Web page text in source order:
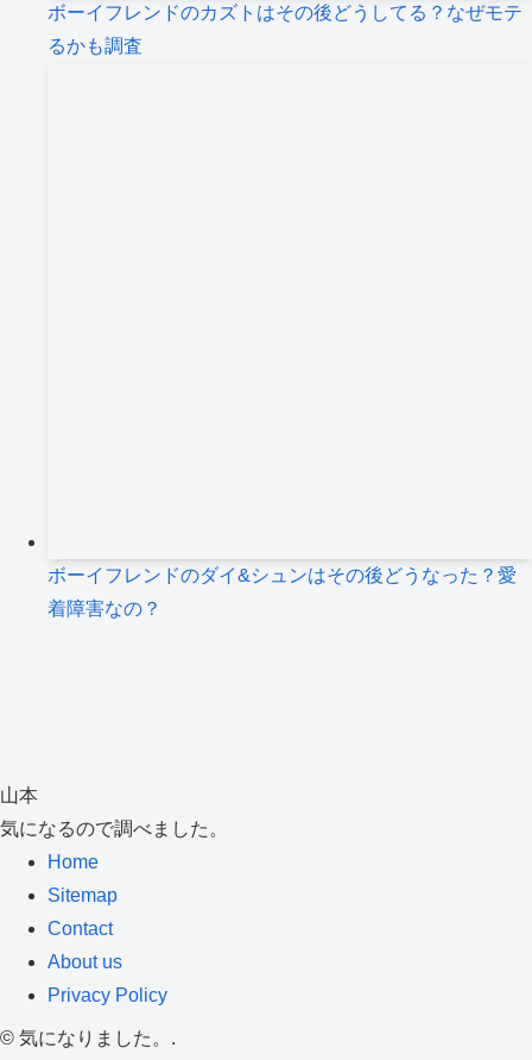
ボーイフレンドのカズトはその後どうしてる？なぜモテ
るかも調査
ボーイフレンドのダイ&シュンはその後どうなった？愛
着障害なの？
山本
気になるので調べました。
Home
Sitemap
Contact
About us
Privacy Policy
© 気になりました。.